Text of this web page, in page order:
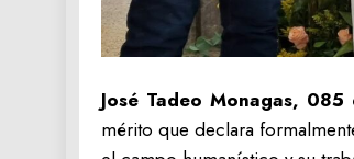
José Tadeo Monagas,
mérito que declara